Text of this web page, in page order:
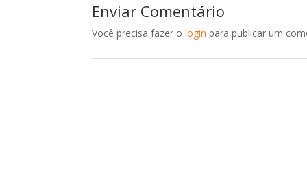
Enviar Comentário
Você precisa fazer ologin para publicar um